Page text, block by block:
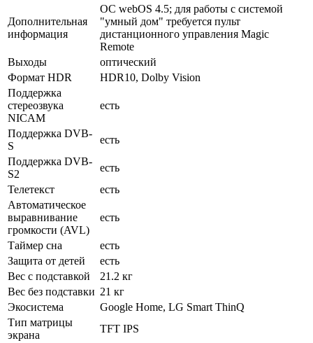
Дополнительная
информация
ОС webOS 4.5; для работы с системой
"умный дом" требуется пульт
дистанционного управления Magic
Remote
Выходы
оптический
Формат HDR
HDR10, Dolby Vision
Поддержка
стереозвука
NICAM
есть
Поддержка DVB-
S
есть
Поддержка DVB-
S2
есть
Телетекст
есть
Автоматическое
выравнивание
громкости (AVL)
есть
Таймер сна
есть
Защита от детей
есть
Вес с подставкой
21.2 кг
Вес без подставки 21 кг
Экосистема
Google Home, LG Smart ThinQ
Тип матрицы
экрана
TFT IPS